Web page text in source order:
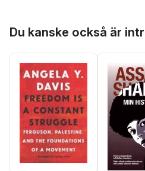
Du kanske också är